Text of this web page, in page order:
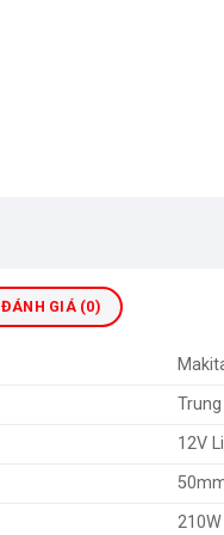
ĐÁNH GIÁ (0)
12V
210W